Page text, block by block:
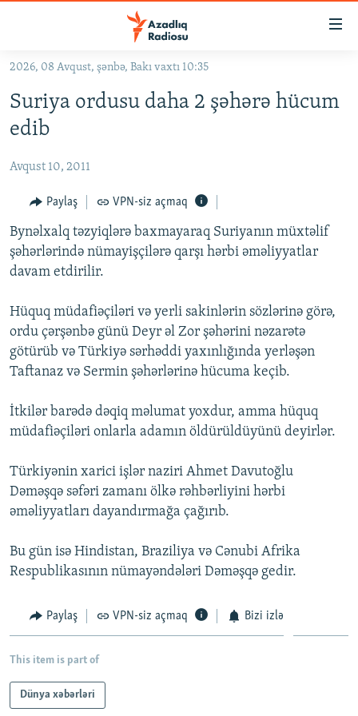
Əsas
qayıt
Əsas
qayıt
#İZAHLA
#ƏSLINDƏ
FƏRQƏ BAX
QANUNI DOĞRU
ARAŞDIRMA
VIDEO
FOTOQALEREYA
İNFOQRAFIKA
KARIKATURA
RADIO ARXIV
OXU ZALI
AZƏRBAYCAN ƏDƏBIYYATI KITABXANASI
İSLAM VƏ DEMOKRATIYA
İZ - MƏDƏNIYYƏT PROQRAMI
HAQQIMIZDA
MISSIYAMIZ
PEŞƏ ETIKASI VƏ JURNALISTIKA STANDARTLARIMIZ
MATERIALLARIMIZDAN ISTIFADƏ
BIZIMLƏ ƏLAQƏ
XƏBƏR BÜLLETENLƏRIMIZ
RFE/RL-in bütün saytları
2026, 08 Avqust, şənbə, Bakı vaxtı 10:35
Suriya ordusu daha 2 şəhərə hücum
edib
Avqust 10, 2011
Paylaş VPN-siz açmaq
Bynəlxalq təzyiqlərə baxmayaraq Suriyanın müxtəlif
şəhərlərində nümayişçilərə qarşı hərbi əməliyyatlar
davam etdirilir.
Hüquq müdafiəçiləri və yerli sakinlərin sözlərinə görə,
ordu çərşənbə günü Deyr əl Zor şəhərini nəzarətə
götürüb və Türkiyə sərhəddi yaxınlığında yerləşən
Taftanaz və Sermin şəhərlərinə hücuma keçib.
İtkilər barədə dəqiq məlumat yoxdur, amma hüquq
müdafiəçiləri onlarla adamın öldürüldüyünü deyirlər.
Türkiyənin xarici işlər naziri Ahmet Davutoğlu
Dəməşqə səfəri zamanı ölkə rəhbərliyini hərbi
əməliyyatları dayandırmağa çağırıb.
Bu gün isə Hindistan, Braziliya və Cənubi Afrika
Respublikasının nümayəndələri Dəməşqə gedir.
Paylaş VPN-siz açmaq Bizi izlə
This item is part of
Dünya xəbərləri